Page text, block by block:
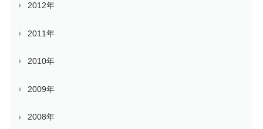
2012年
2011年
2010年
2009年
2008年